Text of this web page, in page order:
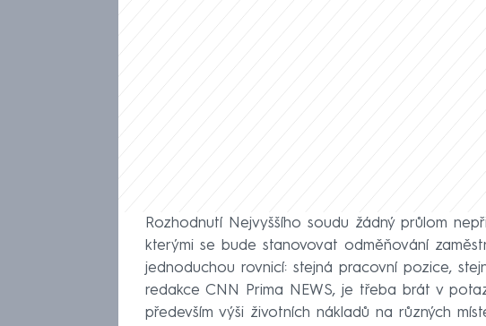
Rozhodnutí Nejvyššího soudu žádný průlom
kterými se bude stanovovat odměňování
jednoduchou rovnicí: stejná pracovní pozice,
redakce CNN Prima NEWS, je třeba brát v
především výši životních nákladů na různých